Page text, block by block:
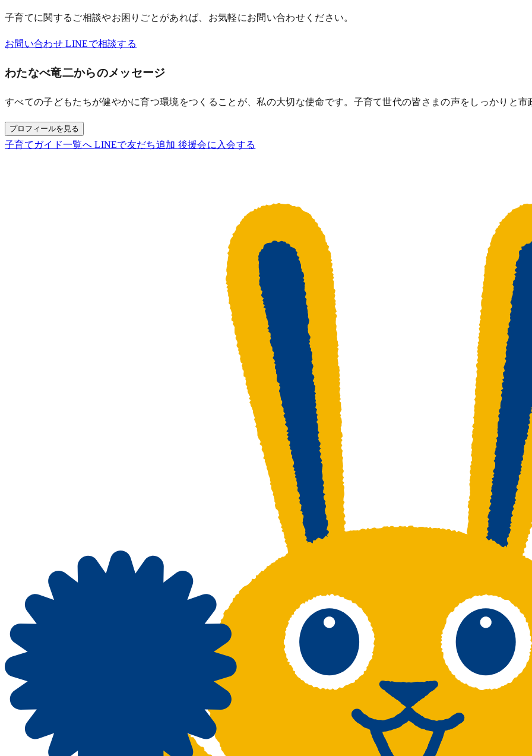
子育てに関するご相談やお困りごとがあれば、お気軽にお問い合わせください。
お問い合わせLINEで相談する
わたなべ竜二からのメッセージ
すべての子どもたちが健やかに育つ環境をつくることが、私の大切な使命です。子育て世代の皆さまの声をしっかりと市
プロフィールを見る
子育てガイド一覧へLINEで友だち追加 後援会に入会する